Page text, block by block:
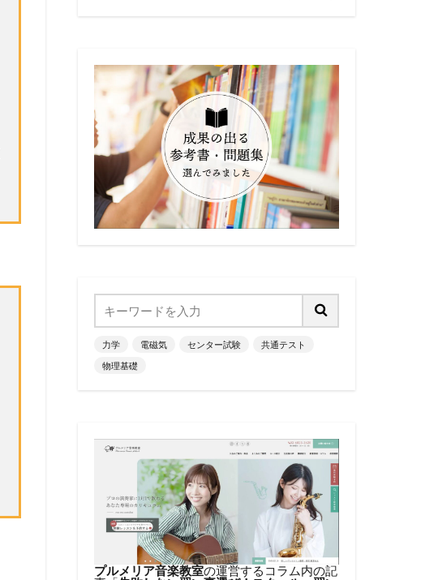
力学 電磁気 センター試験
共通テスト
物理基礎
プルメリア音楽教室の運営するコラム内の記